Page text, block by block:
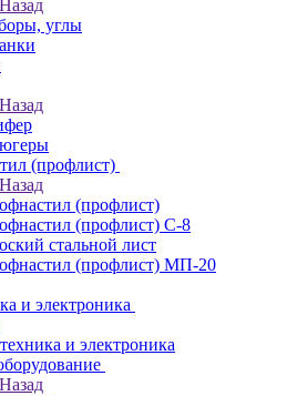
Назад
углы
Назад
(профлист)
Назад
(профлист)
(профлист) С-8
стальной лист
(профлист) МП-20
и электроника
и электроника
Назад